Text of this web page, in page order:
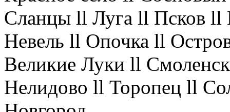
Сланцы ll Луга ll Псков
Невель ll Опочка ll
Великие Луки ll
Нелидово ll Торопец ll